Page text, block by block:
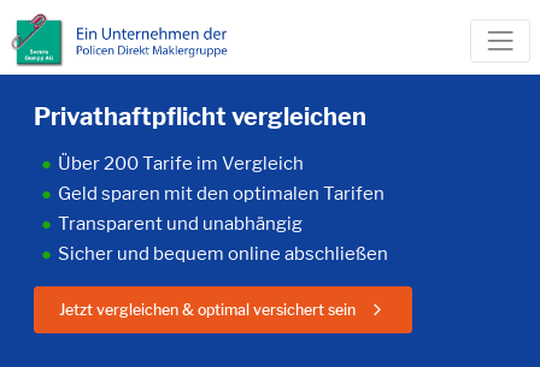
Privathaftpflicht vergleichen
Über 200 Tarife im Vergleich
Geld sparen mit den optimalen Tarifen
Transparent und unabhängig
Sicher und bequem online abschließen
Jetzt vergleichen & optimal versichert sein